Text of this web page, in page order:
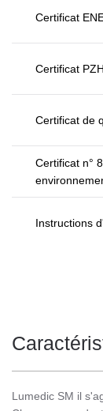
Certificat
Certificat PZH
Certificat de
Certificat n°
Instructions
Lumedic SM il